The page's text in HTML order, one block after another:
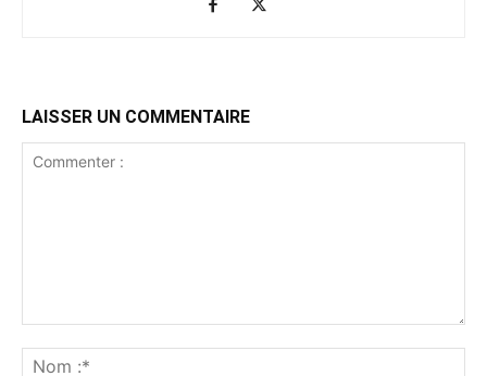
LAISSER UN COMMENTAIRE